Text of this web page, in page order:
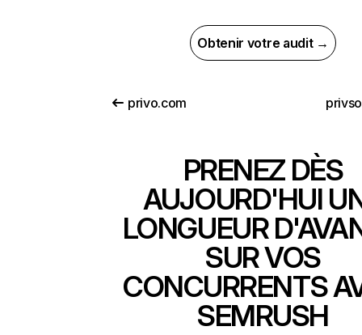
Obtenir votre audit →
privo.com
PRENEZ DÈS
AUJOURD'HUI
LONGUEUR
SUR VOS
CONCURRENTS
SEMRUSH